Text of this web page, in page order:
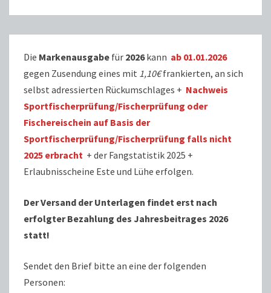
Die Markenausgabe für 2026kann ab 01.01.2026
gegen Zusendung eines mit 1,10€frankierten, an sich
selbst adressierten Rückumschlages + Nachweis
Sportfischerprüfung/Fischerprüfung oder
Fischereischein auf Basis der
Sportfischerprüfung/Fischerprüfung falls nicht
2025 erbracht + der Fangstatistik 2025 +
Erlaubnisscheine Este und Lühe erfolgen.
Der Versand der Unterlagen findet erst nach
erfolgter Bezahlung des Jahresbeitrages 2026
statt!
Sendet den Brief bitte an eine der folgenden
Personen: